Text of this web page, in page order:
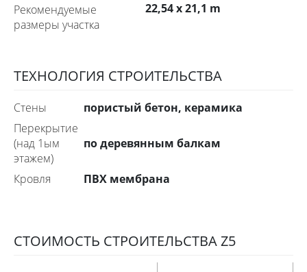
Рекомендуемые
размеры участка
22,54 x 21,1 m
ТЕХНОЛОГИЯ СТРОИТЕЛЬСТВА
Стены
пористый бетон, керамика
Перекрытие
(над 1ым
этажем)
по деревянным балкам
Кровля ПВХ мембрана
СТОИМОСТЬ СТРОИТЕЛЬСТВА Z5